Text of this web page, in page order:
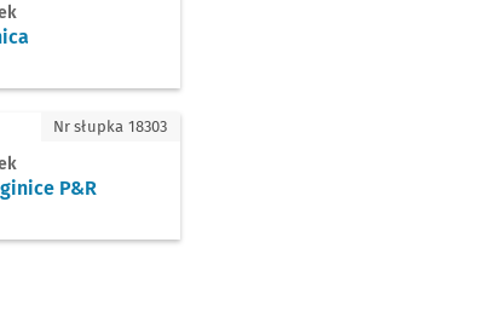
P&R
P&R
Nr słupka 18303